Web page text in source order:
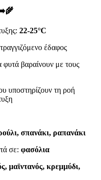
22-25°C
έδαφος
βαραίνουν με τους
υποστηρίζουν τη ροή
σπανάκι, ραπανάκι
σε: φασόλια
μαϊντανός, κρεμμύδι,